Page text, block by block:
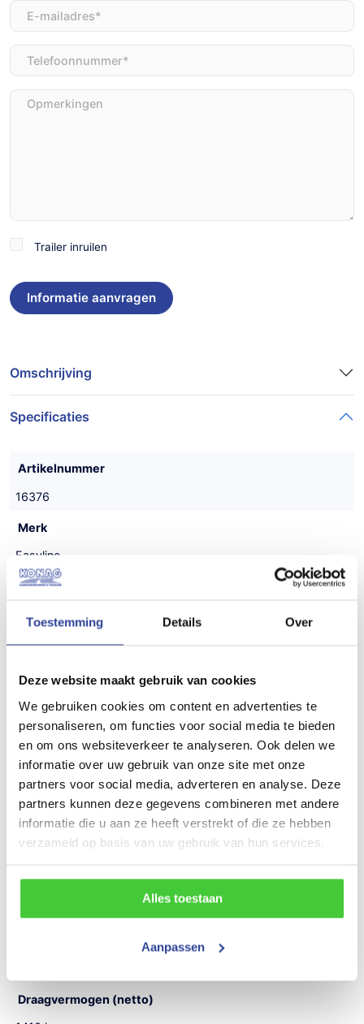
Toestemming Details Over
Deze website maakt gebruik van cookies
We gebruiken cookies om content en advertenties te
personaliseren, om functies voor social media te bieden
en om ons websiteverkeer te analyseren. Ook delen we
informatie over uw gebruik van onze site met onze
partners voor social media, adverteren en analyse. Deze
partners kunnen deze gegevens combineren met andere
informatie die u aan ze heeft verstrekt of die ze hebben
verzameld op basis van uw gebruik van hun services.
Alles toestaan
Aanpassen
E-
mailadres(Vereist)
Telefoon
Opmerkingen
TrailerTrailer inruilen
Omschrijving
Specificaties
Artikelnummer
16376
Merk
Easyline
Type aanhangwagen
Kipper
Uitvoering
Tandemasser
Laadvloerhoogte
67 cm
Maatvoering (inwendig)
305x180 cm (LxBxH)
Maatvoering (uitwendig)
450x192 cm (LxBxH)
Gewicht
Draagvermogen (bruto)
Draagvermogen (netto)